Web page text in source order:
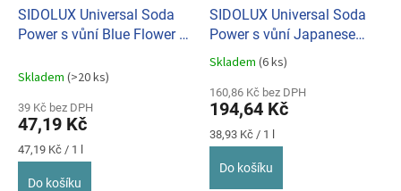
SIDOLUX Universal Soda
Power s vůní Blue Flower 1
Skladem (>20 ks)
39 Kč bez DPH
47,19 Kč
Měrná
cena:
47,19 Kč / 1 l
Do košíku
SIDOLUX Universal Soda
Power s vůní Japanese
Cherry 5 L
Průměrné
produktu
je
5,0
z
Skladem (6 ks)
160,86 Kč bez DPH
194,64 Kč
Měrná
cena:
38,93 Kč / 1 l
Do košíku